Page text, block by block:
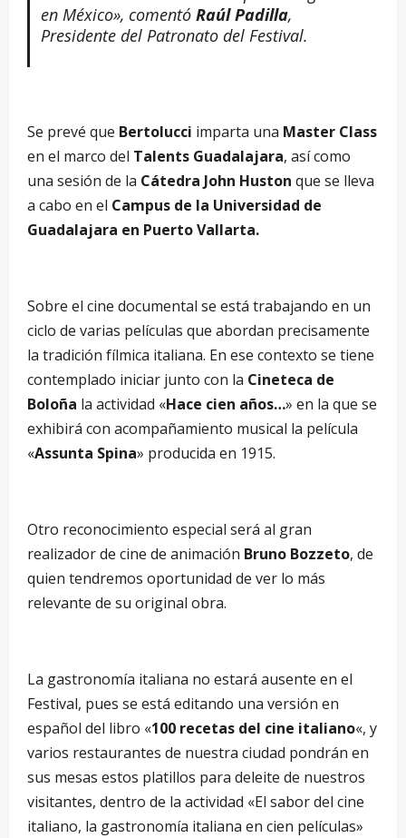
en México», comentó Raúl Padilla,
Presidente del Patronato del Festival.
Se prevé que Bertolucci imparta una Master Class
en el marco del Talents Guadalajara, así como
una sesión de la Cátedra John Huston que se lleva
a cabo en el Campus de la Universidad de
Guadalajara en Puerto Vallarta.
Sobre el cine documental se está trabajando en un
ciclo de varias películas que abordan precisamente
la tradición fílmica italiana. En ese contexto se tiene
contemplado iniciar junto con la Cineteca de
Boloña la actividad «Hace cien años…» en la que se
exhibirá con acompañamiento musical la película
«Assunta Spina» producida en 1915.
Otro reconocimiento especial será al gran
realizador de cine de animación Bruno Bozzeto, de
quien tendremos oportunidad de ver lo más
relevante de su original obra.
La gastronomía italiana no estará ausente en el
Festival, pues se está editando una versión en
español del libro «100 recetas del cine italiano«, y
varios restaurantes de nuestra ciudad pondrán en
sus mesas estos platillos para deleite de nuestros
visitantes, dentro de la actividad «El sabor del cine
italiano, la gastronomía italiana en cien películas»